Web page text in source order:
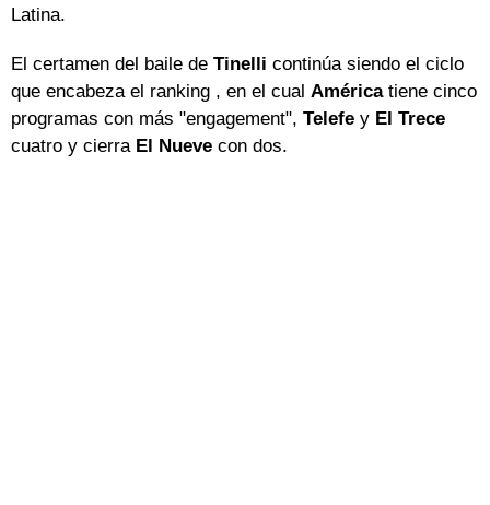
Latina.
El certamen del baile de Tinelli continúa siendo el ciclo
que encabeza el ranking , en el cual Américatiene cinco
programas con más "engagement", Telefe y El Trece
cuatro y cierra El Nueve con dos.